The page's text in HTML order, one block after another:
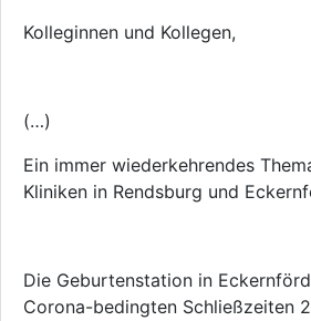
Kolleginnen und Kollegen,
(…)
Ein immer wiederkehrendes
Kliniken in Rendsburg und
Die Geburtenstation in
Corona-bedingten Schließzeiten